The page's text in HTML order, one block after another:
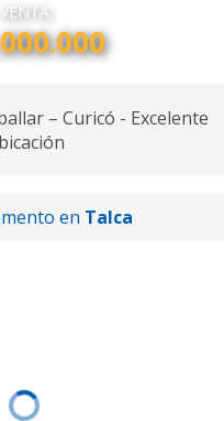
VENTA
– Curicó - Excelente
en Talca